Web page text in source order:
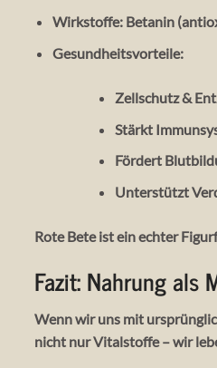
Wirkstoffe: Betanin
Gesundheitsvorteile:
Zellschutz &
Stärkt
Fördert
Unterstützt
Rote Bete ist ein echter
Fazit: Nahrung als
Wenn wir uns mit
nicht nur Vitalstoffe – wir